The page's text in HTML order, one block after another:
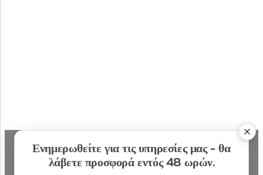
Ενημερωθείτε για τις υπηρεσίες μας - θα
λάβετε προσφορά εντός 48 ωρών.